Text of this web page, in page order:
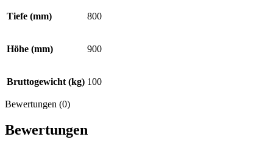
Tiefe (mm) 800
Höhe (mm) 900
Bruttogewicht (kg) 100
Bewertungen (0)
Bewertungen